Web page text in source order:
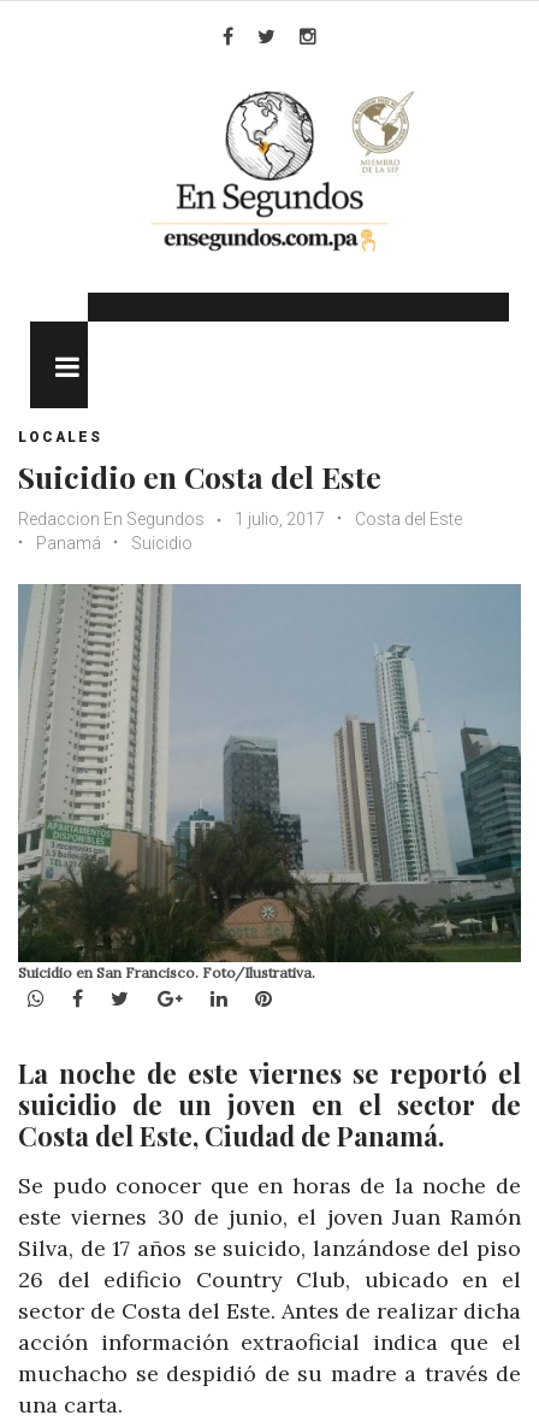
LOCALES
Suicidio en Costa del Este
Redaccion En Segundos 1 julio, 2017
Costa del Este
Panamá
Suicidio
Suicidio en San Francisco. Foto/Ilustrativa.
WhatsApp
Facebook
TwitterGoogle+LinkedInPinterest
La noche de este viernes se reportó el
suicidio de un joven en el sector de
Costa del Este, Ciudad de Panamá.
Se pudo conocer que en horas de la noche de
este viernes 30 de junio, el joven Juan Ramón
Silva, de 17 años se suicido, lanzándose del piso
26 del edificio Country Club, ubicado en el
sector de Costa del Este. Antes de realizar dicha
acción información extraoficial indica que el
muchacho se despidió de su madre a través de
una carta.